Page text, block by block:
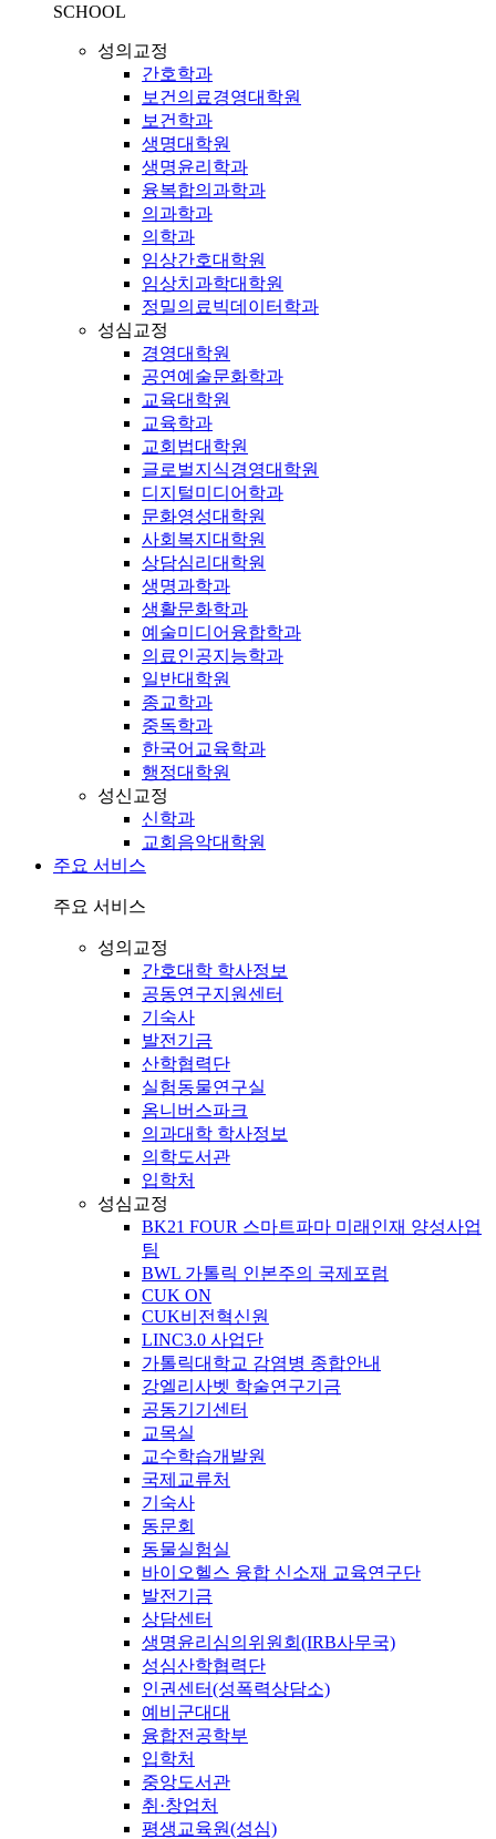
SCHOOL
성의교정
간호학과
보건의료경영대학원
보건학과
생명대학원
생명윤리학과
융복합의과학과
의과학과
의학과
임상간호대학원
임상치과학대학원
정밀의료빅데이터학과
성심교정
경영대학원
공연예술문화학과
교육대학원
교육학과
교회법대학원
글로벌지식경영대학원
디지털미디어학과
문화영성대학원
사회복지대학원
상담심리대학원
생명과학과
생활문화학과
예술미디어융합학과
의료인공지능학과
일반대학원
종교학과
중독학과
한국어교육학과
행정대학원
성신교정
신학과
교회음악대학원
주요 서비스
주요 서비스
성의교정
간호대학 학사정보
공동연구지원센터
기숙사
발전기금
산학협력단
실험동물연구실
옴니버스파크
의과대학 학사정보
의학도서관
입학처
성심교정
BK21 FOUR 스마트파마 미래인재 양성사업
팀
BWL 가톨릭 인본주의 국제포럼
CUK ON
CUK비전혁신원
LINC3.0 사업단
가톨릭대학교 감염병 종합안내
강엘리사벳 학술연구기금
공동기기센터
교목실
교수학습개발원
국제교류처
기숙사
동문회
동물실험실
바이오헬스 융합 신소재 교육연구단
발전기금
상담센터
생명윤리심의위원회(IRB사무국)
성심산학협력단
인권센터(성폭력상담소)
예비군대대
융합전공학부
입학처
중앙도서관
취·창업처
평생교육원(성심)